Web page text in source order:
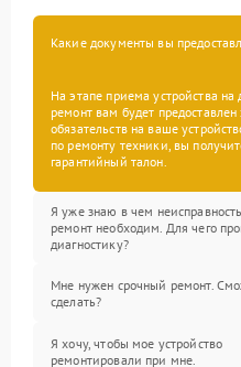
Какие документы вы
На этапе приема устройства
ремонт вам будет
обязательств на ваше
по ремонту техники, вы
гарантийный талон.
Я уже знаю в чем
ремонт необходим. Для чего
диагностику?
Мне нужен срочный ремонт.
сделать?
Я хочу, чтобы мое устройство
ремонтировали при мне.